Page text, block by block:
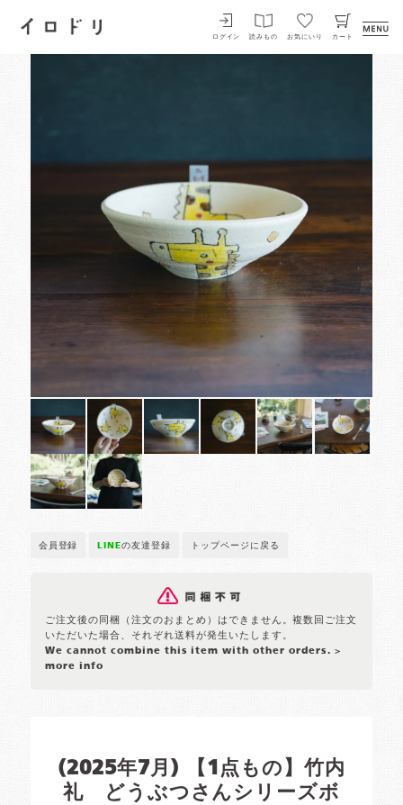
イロドリ
ログイン 読みもの お気にいり カート
会員登録 LINEの友達登録 トップページに戻る
ご注文後の同梱（注文のおまとめ）はできません。複数回ご注文
いただいた場合、それぞれ送料が発生いたします。
We cannot combine this item with other orders. >
more info
(2025年7月) 【1点もの】竹内
礼 どうぶつさんシリーズボ